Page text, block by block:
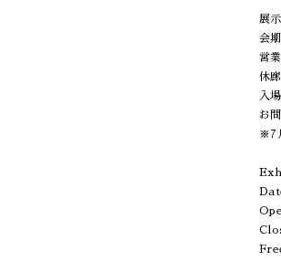
展
会
営
休
入
お
※7